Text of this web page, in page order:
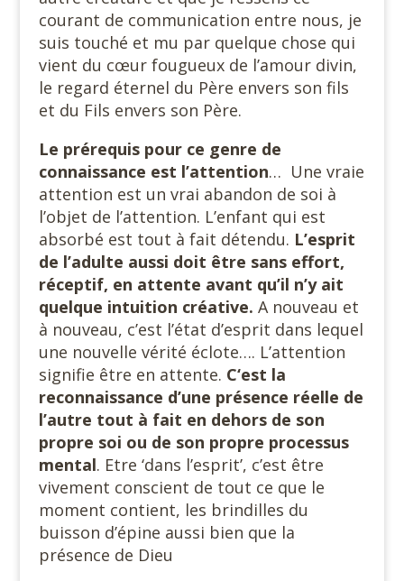
courant de communication entre nous, je
suis touché et mu par quelque chose qui
vient du cœur fougueux de l’amour divin,
le regard éternel du Père envers son fils
et du Fils envers son Père.
Le prérequis pour ce genre de
connaissance est l’attention… Une vraie
attention est un vrai abandon de soi à
l’objet de l’attention. L’enfant qui est
absorbé est tout à fait détendu. L’esprit
de l’adulte aussi doit être sans effort,
réceptif, en attente avant qu’il n’y ait
quelque intuition créative. A nouveau et
à nouveau, c’est l’état d’esprit dans lequel
une nouvelle vérité éclote…. L’attention
signifie être en attente. C‘est la
reconnaissance d’une présence réelle de
l’autre tout à fait en dehors de son
propre soi ou de son propre processus
mental. Etre ‘dans l’esprit’, c’est être
vivement conscient de tout ce que le
moment contient, les brindilles du
buisson d’épine aussi bien que la
présence de Dieu